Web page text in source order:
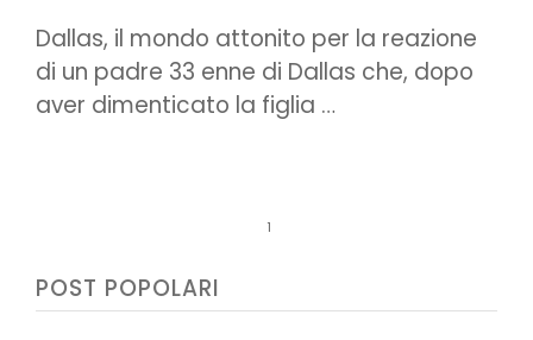
Dallas, il mondo attonito per la reazione
di un padre 33 enne di Dallas che, dopo
aver dimenticato la figlia …
1
POST POPOLARI